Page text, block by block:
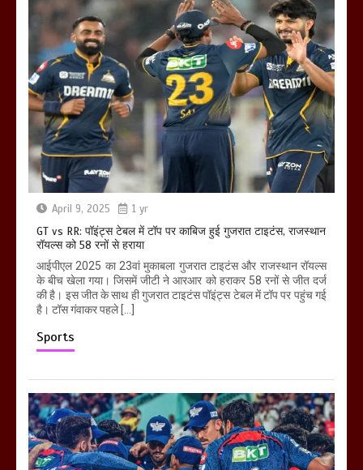
April 9, 2025 1 yr
GT vs RR: पॉइंट्स टेबल में टॉप पर काबिज हुई गुजरात टाइटंस, राजस्थान
रॉयल्स को 58 रनों से हराया
आईपीएल 2025 का 23वां मुकाबला गुजरात टाइटंस और राजस्थान रॉयल्स
के बीच खेला गया। जिसमें जीटी ने आरआर को हराकर 58 रनों से जीत दर्ज
की है। इस जीत के साथ ही गुजरात टाइटंस पॉइंट्स टेबल में टॉप पर पहुंच गई
है। टॉस गंवाकर पहले […]
Sports